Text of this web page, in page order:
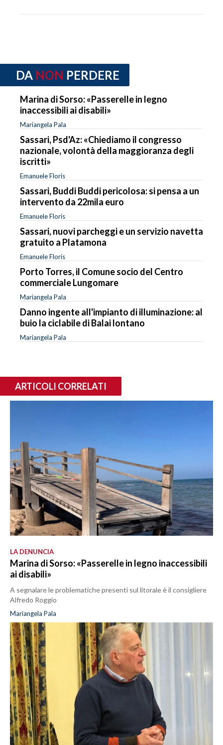
DA NON PERDERE
Marina di Sorso: «Passerelle in legno
inaccessibili ai disabili»
Mariangela Pala
Sassari, Psd'Az: «Chiediamo il congresso
nazionale, volontà della maggioranza degli
iscritti»
Emanuele Floris
Sassari, Buddi Buddi pericolosa: si pensa a un
intervento da 22mila euro
Emanuele Floris
Sassari, nuovi parcheggi e un servizio navetta
gratuito a Platamona
Emanuele Floris
Porto Torres, il Comune socio del Centro
commerciale Lungomare
Mariangela Pala
Danno ingente all'impianto di illuminazione: al
buio la ciclabile di Balai lontano
Mariangela Pala
ARTICOLI CORRELATI
LA DENUNCIA
Marina di Sorso: «Passerelle in legno inaccessibili
ai disabili»
A segnalare le problematiche presenti sul litorale è il consigliere
Alfredo Roggio
Mariangela Pala